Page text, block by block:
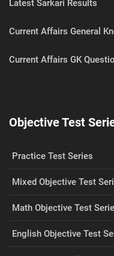
Latest Sarkari Results
Current Affairs General
Current Affairs GK
Objective Test
Practice Test Series
Mixed Objective Test
Math Objective Test
English Objective Test